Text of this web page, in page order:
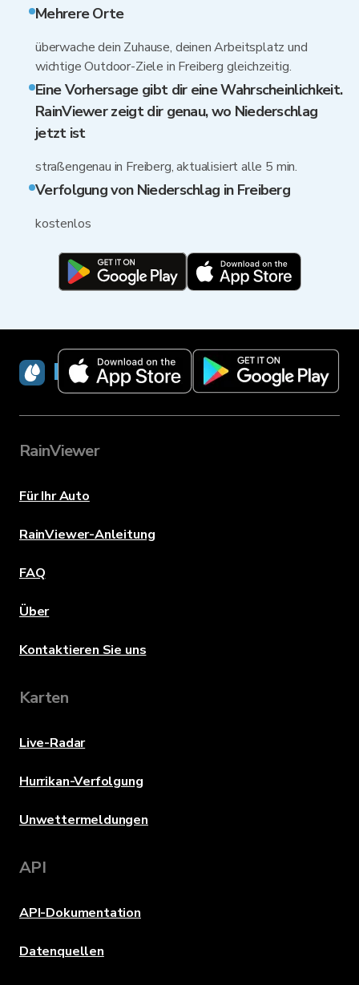
Mehrere Orte
überwache dein Zuhause, deinen Arbeitsplatz und
wichtige Outdoor-Ziele in Freiberg gleichzeitig.
Eine Vorhersage gibt dir eine Wahrscheinlichkeit.
RainViewer zeigt dir genau, wo Niederschlag
jetzt ist
straßengenau in Freiberg, aktualisiert alle 5 min.
Verfolgung von Niederschlag in Freiberg
kostenlos
RainViewer
RainViewer
Für Ihr Auto
RainViewer-Anleitung
FAQ
Über
Kontaktieren Sie uns
Karten
Live-Radar
Hurrikan-Verfolgung
Unwettermeldungen
API
API-Dokumentation
Datenquellen